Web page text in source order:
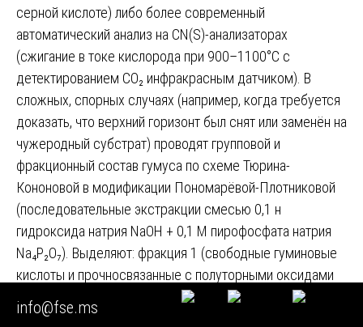
серной кислоте) либо более современный
автоматический анализ на CN(S)-анализаторах
(сжигание в токе кислорода при 900–1100°С с
детектированием СО₂ инфракрасным датчиком). В
сложных, спорных случаях (например, когда требуется
доказать, что верхний горизонт был снят или заменён на
чужеродный субстрат) проводят групповой и
фракционный состав гумуса по схеме Тюрина-
Кононовой в модификации Пономарёвой-Плотниковой
(последовательные экстракции смесью 0,1 н
гидроксида натрия NaOH + 0,1 M пирофосфата натрия
Na₄P₂O₇). Выделяют: фракция 1 (свободные гуминовые
кислоты и прочносвязанные с полуторными оксидами
R₂O₃), фракция 2 (гуминовые кислоты, связанные с
кальцием Ca²⁺), фракция 3 (гуминовые кислоты, прочно
info@fse.ms